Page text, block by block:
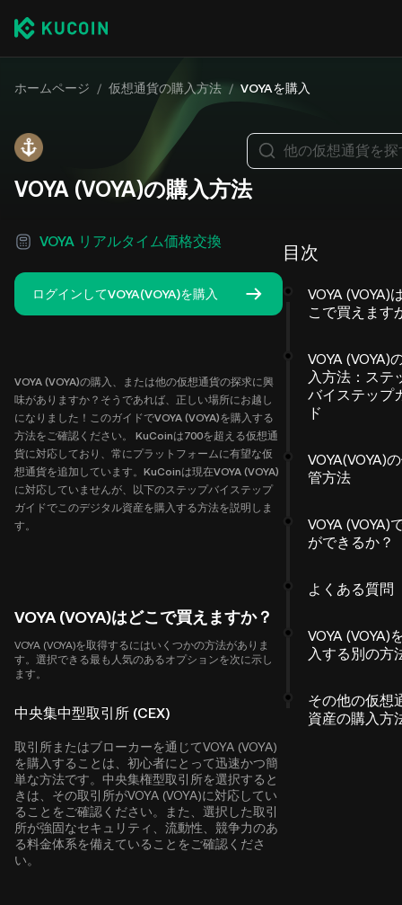
ホームページ / 仮想通貨の購入方法 / VOYAを購入
VOYA (VOYA)の購入方法
VOYA リアルタイム価格交換
ログインしてVOYA(VOYA)を購入
VOYA (VOYA)の購入、または他の仮想通貨の探求に興
味がありますか？そうであれば、正しい場所にお越し
になりました！このガイドでVOYA (VOYA)を購入する
方法をご確認ください。 KuCoinは700を超える仮想通
貨に対応しており、常にプラットフォームに有望な仮
想通貨を追加しています。KuCoinは現在VOYA (VOYA)
に対応していませんが、以下のステップバイステップ
ガイドでこのデジタル資産を購入する方法を説明しま
す。
VOYA (VOYA)はどこで買えますか？
VOYA (VOYA)を取得するにはいくつかの方法がありま
す。選択できる最も人気のあるオプションを次に示し
ます。
中央集中型取引所 (CEX)
取引所またはブローカーを通じてVOYA (VOYA)
を購入することは、初心者にとって迅速かつ簡
単な方法です。中央集権型取引所を選択すると
きは、その取引所がVOYA (VOYA)に対応してい
ることをご確認ください。また、選択した取引
所が強固なセキュリティ、流動性、競争力のあ
る料金体系を備えていることをご確認くださ
い。
他の仮想通貨を探
目次
VOYA (VOYA)
こで買えます
VOYA (VOYA)
入方法：ステ
バイステップ
ド
VOYA(VOYA)
管方法
VOYA (VOYA)
ができるか？
よくある質問
VOYA (VOYA)
入する別の方
その他の仮想
資産の購入方